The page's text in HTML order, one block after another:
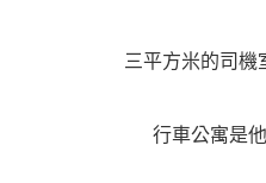
三平方米的司機
行車公寓是